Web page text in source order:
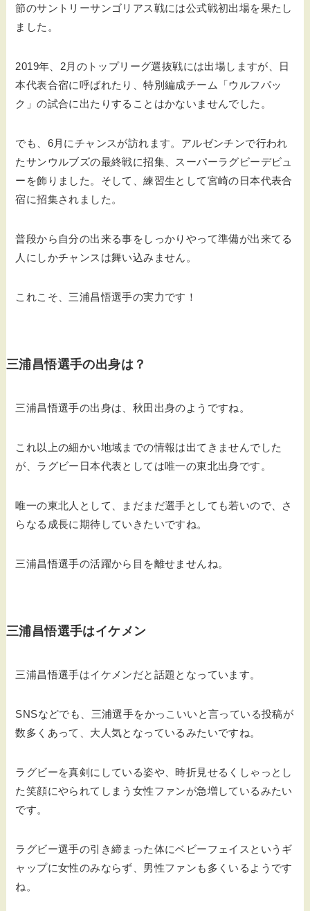
節のサントリーサンゴリアス戦には公式戦初出場を果たし
ました。
2019年、2月のトップリーグ選抜戦には出場しますが、日
本代表合宿に呼ばれたり、特別編成チーム「ウルフパッ
ク」の試合に出たりすることはかないませんでした。
でも、6月にチャンスが訪れます。アルゼンチンで行われ
たサンウルブズの最終戦に招集、スーパーラグビーデビュ
ーを飾りました。そして、練習生として宮崎の日本代表合
宿に招集されました。
普段から自分の出来る事をしっかりやって準備が出来てる
人にしかチャンスは舞い込みません。
これこそ、三浦昌悟選手の実力です！
三浦昌悟選手の出身は？
三浦昌悟選手の出身は、秋田出身のようですね。
これ以上の細かい地域までの情報は出てきませんでした
が、ラグビー日本代表としては唯一の東北出身です。
唯一の東北人として、まだまだ選手としても若いので、さ
らなる成長に期待していきたいですね。
三浦昌悟選手の活躍から目を離せませんね。
三浦昌悟選手はイケメン
三浦昌悟選手はイケメンだと話題となっています。
SNSなどでも、三浦選手をかっこいいと言っている投稿が
数多くあって、大人気となっているみたいですね。
ラグビーを真剣にしている姿や、時折見せるくしゃっとし
た笑顔にやられてしまう女性ファンが急増しているみたい
です。
ラグビー選手の引き締まった体にベビーフェイスというギ
ャップに女性のみならず、男性ファンも多くいるようです
ね。